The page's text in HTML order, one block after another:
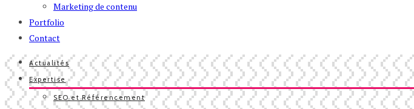
Marketing de contenu
Portfolio
Contact
Actualités
Expertise
SEO et Référencement